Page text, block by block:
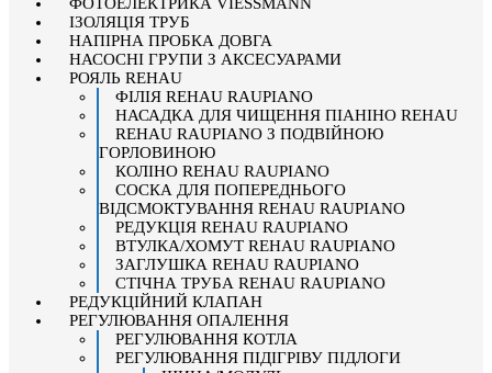
ІЗОЛЯЦІЯ ТРУБ
НАПІРНА ПРОБКА ДОВГА
НАСОСНІ ГРУПИ З АКСЕСУАРАМИ
РОЯЛЬ REHAU
ФІЛІЯ REHAU RAUPIANO
НАСАДКА ДЛЯ ЧИЩЕННЯ ПІАНІНО REHAU
REHAU RAUPIANO З ПОДВІЙНОЮ
ГОРЛОВИНОЮ
КОЛІНО REHAU RAUPIANO
СОСКА ДЛЯ ПОПЕРЕДНЬОГО
ВІДСМОКТУВАННЯ REHAU RAUPIANO
РЕДУКЦІЯ REHAU RAUPIANO
ВТУЛКА/ХОМУТ REHAU RAUPIANO
ЗАГЛУШКА REHAU RAUPIANO
СТІЧНА ТРУБА REHAU RAUPIANO
РЕДУКЦІЙНИЙ КЛАПАН
РЕГУЛЮВАННЯ ОПАЛЕННЯ
РЕГУЛЮВАННЯ КОТЛА
РЕГУЛЮВАННЯ ПІДІГРІВУ ПІДЛОГИ